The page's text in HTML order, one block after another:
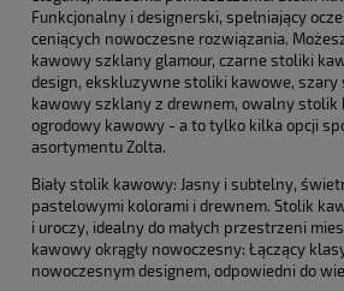
Funkcjonalny i designerski, spełniający
ceniących nowoczesne rozwiązania.
kawowy szklany glamour, czarne stoliki
design, ekskluzywne stoliki kawowe,
kawowy szklany z drewnem, owalny stolik
ogrodowy kawowy - a to tylko kilka opcji
asortymentu Zolta.
Biały stolik kawowy: Jasny i subtelny,
pastelowymi kolorami i drewnem. Stolik
i uroczy, idealny do małych przestrzeni
kawowy okrągły nowoczesny: Łączący
nowoczesnym designem, odpowiedni do